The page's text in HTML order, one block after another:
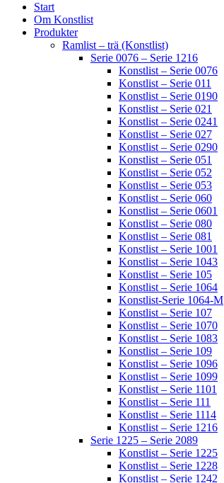
Start
Om Konstlist
Produkter
Ramlist – trä (Konstlist)
Serie 0076 – Serie 1216
Konstlist – Serie 0076
Konstlist – Serie 011
Konstlist – Serie 0190
Konstlist – Serie 021
Konstlist – Serie 0241
Konstlist – Serie 027
Konstlist – Serie 0290
Konstlist – Serie 051
Konstlist – Serie 052
Konstlist – Serie 053
Konstlist – Serie 060
Konstlist – Serie 0601
Konstlist – Serie 080
Konstlist – Serie 081
Konstlist – Serie 1001
Konstlist – Serie 1043
Konstlist – Serie 105
Konstlist – Serie 1064
Konstlist-Serie 1064-M
Konstlist – Serie 107
Konstlist – Serie 1070
Konstlist – Serie 1083
Konstlist – Serie 109
Konstlist – Serie 1096
Konstlist – Serie 1099
Konstlist – Serie 1101
Konstlist – Serie 111
Konstlist – Serie 1114
Konstlist – Serie 1216
Serie 1225 – Serie 2089
Konstlist – Serie 1225
Konstlist – Serie 1228
Konstlist – Serie 1242